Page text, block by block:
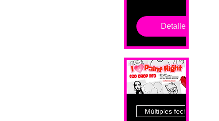
Detalles
Múltiples fechas